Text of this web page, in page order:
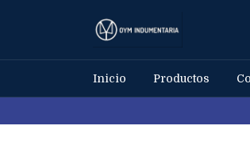
Inicio Productos